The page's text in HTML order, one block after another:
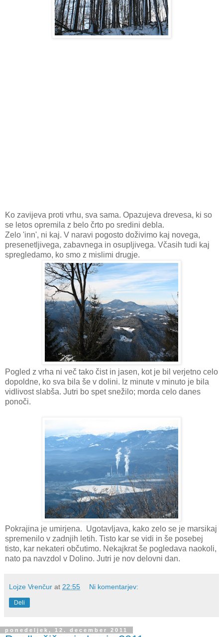
Ko zavijeva proti vrhu, sva sama. Opazujeva drevesa, ki so
se letos opremila z belo črto po sredini debla.
Zelo 'inn', ni kaj. V naravi pogosto doživimo kaj novega,
presenetljivega, zabavnega in osupljivega. Včasih tudi kaj
spregledamo, ko smo z mislimi drugje.
Pogled z vrha ni več tako čist in jasen, kot je bil verjetno celo
dopoldne, ko sva bila še v dolini. Iz minute v minuto je bila
vidlivost slabša. Jutri bo spet snežilo; morda celo danes
ponoči.
Pokrajina je umirjena. Ugotavljava, kako zelo se je marsikaj
spremenilo v zadnjih letih. Tisto kar se vidi in še posebej
tisto, kar nekateri občutimo. Nekajkrat še pogledava naokoli,
nato pa navzdol v Dolino. Jutri je nov delovni dan.
Lojze Vrenčur at 22:55 Ni komentarjev:
Deli
ponedeljek, 12. december 2011